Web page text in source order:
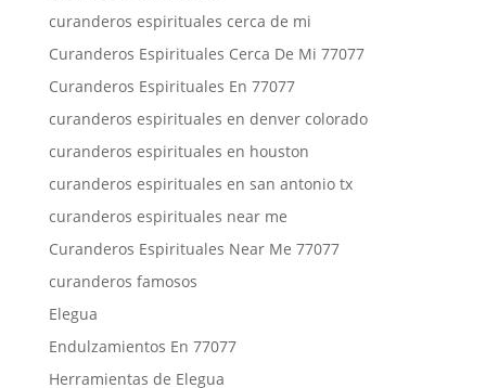
curanderos espirituales cerca de mi
Curanderos Espirituales Cerca De Mi 77077
Curanderos Espirituales En 77077
curanderos espirituales en denver colorado
curanderos espirituales en houston
curanderos espirituales en san antonio tx
curanderos espirituales near me
Curanderos Espirituales Near Me 77077
curanderos famosos
Elegua
Endulzamientos En 77077
Herramientas de Elegua